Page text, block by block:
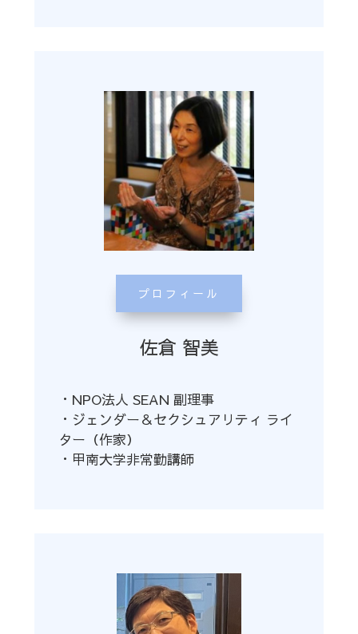
プロフィール
佐倉 智美
・NPO法人 SEAN 副理事
・ジェンダー＆セクシュアリティ ライ
ター（作家）
・甲南大学非常勤講師